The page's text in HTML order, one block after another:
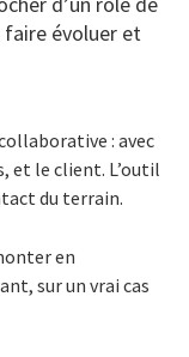
faire évoluer et
: avec
et le client. L’outil
du terrain.
en
sur un vrai cas